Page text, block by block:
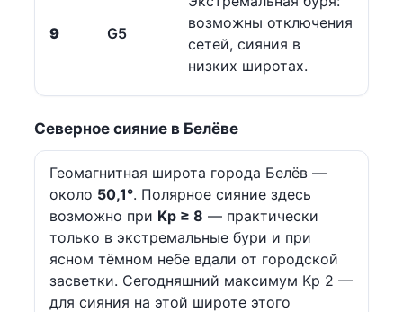
9 G5
возможны отключения
сетей, сияния в
низких широтах.
Северное сияние в Белёве
Геомагнитная широта города Белёв —
около 50,1°. Полярное сияние здесь
возможно при Kp ≥ 8 — практически
только в экстремальные бури и при
ясном тёмном небе вдали от городской
засветки. Сегодняшний максимум Kp 2 —
для сияния на этой широте этого